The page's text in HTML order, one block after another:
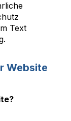
Text
Website